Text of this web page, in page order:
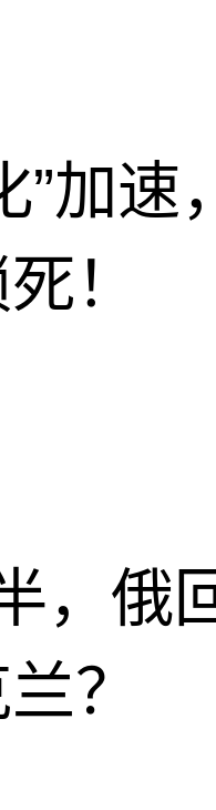
”加
！
，俄
？